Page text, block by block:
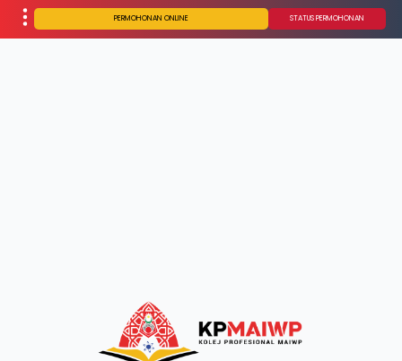
PERMOHONAN ONLINE STATUS PERMOHONAN